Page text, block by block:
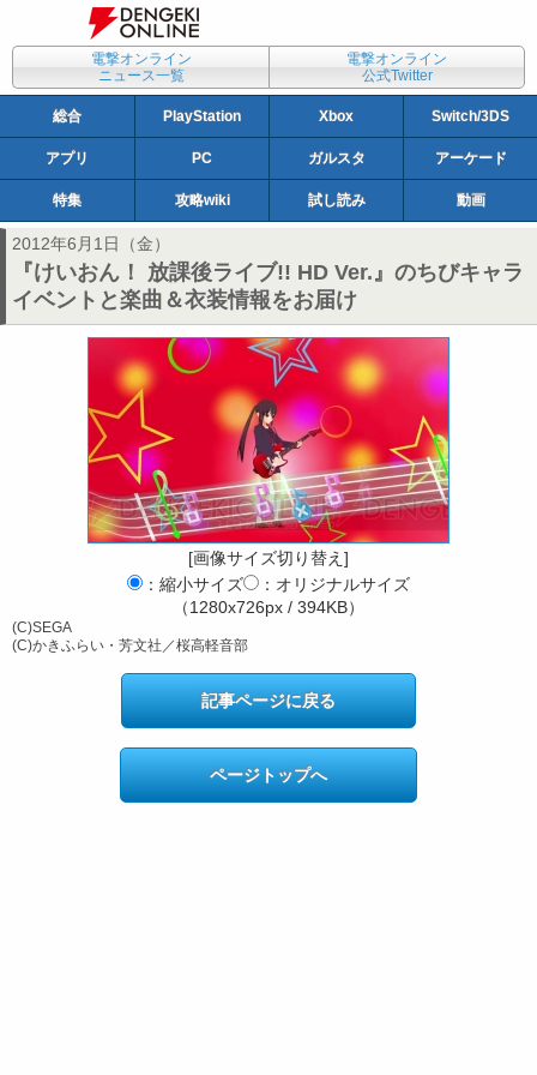
電撃オンライン
ニュース一覧
電撃オンライン
公式Twitter
総合 PlayStation Xbox Switch/3DS
アプリ PC ガルスタ アーケード
特集 攻略wiki 試し読み 動画
2012年6月1日（金）
『けいおん！ 放課後ライブ!! HD Ver.』のちびキャラ
イベントと楽曲＆衣装情報をお届け
[画像サイズ切り替え]
：縮小サイズ
：オリジナルサイズ
（1280x726px / 394KB）
(C)SEGA
(C)かきふらい・芳文社／桜高軽音部
記事ページに戻る
ページトップへ